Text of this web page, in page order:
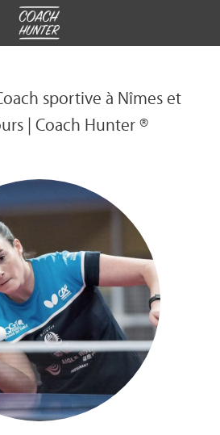
sportive à Nîmes et
| Coach Hunter ®